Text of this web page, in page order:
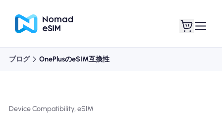
ブログ OnePlusのeSIM互換性
Device Compatibility, eSIM